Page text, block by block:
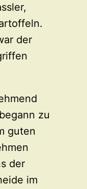
der
zu
guten
der
im